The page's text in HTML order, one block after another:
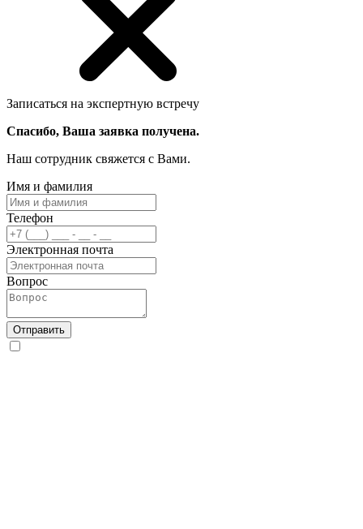
Записаться на экспертную встречу
Спасибо, Ваша заявка получена.
Наш сотрудник свяжется с Вами.
Имя и фамилия
Телефон
Электронная почта
Вопрос
Отправить